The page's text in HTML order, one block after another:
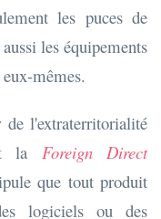
les puces de
les équipements
mêmes.
l'extraterritorialité
la Foreign Direct
que tout produit
logiciels ou des